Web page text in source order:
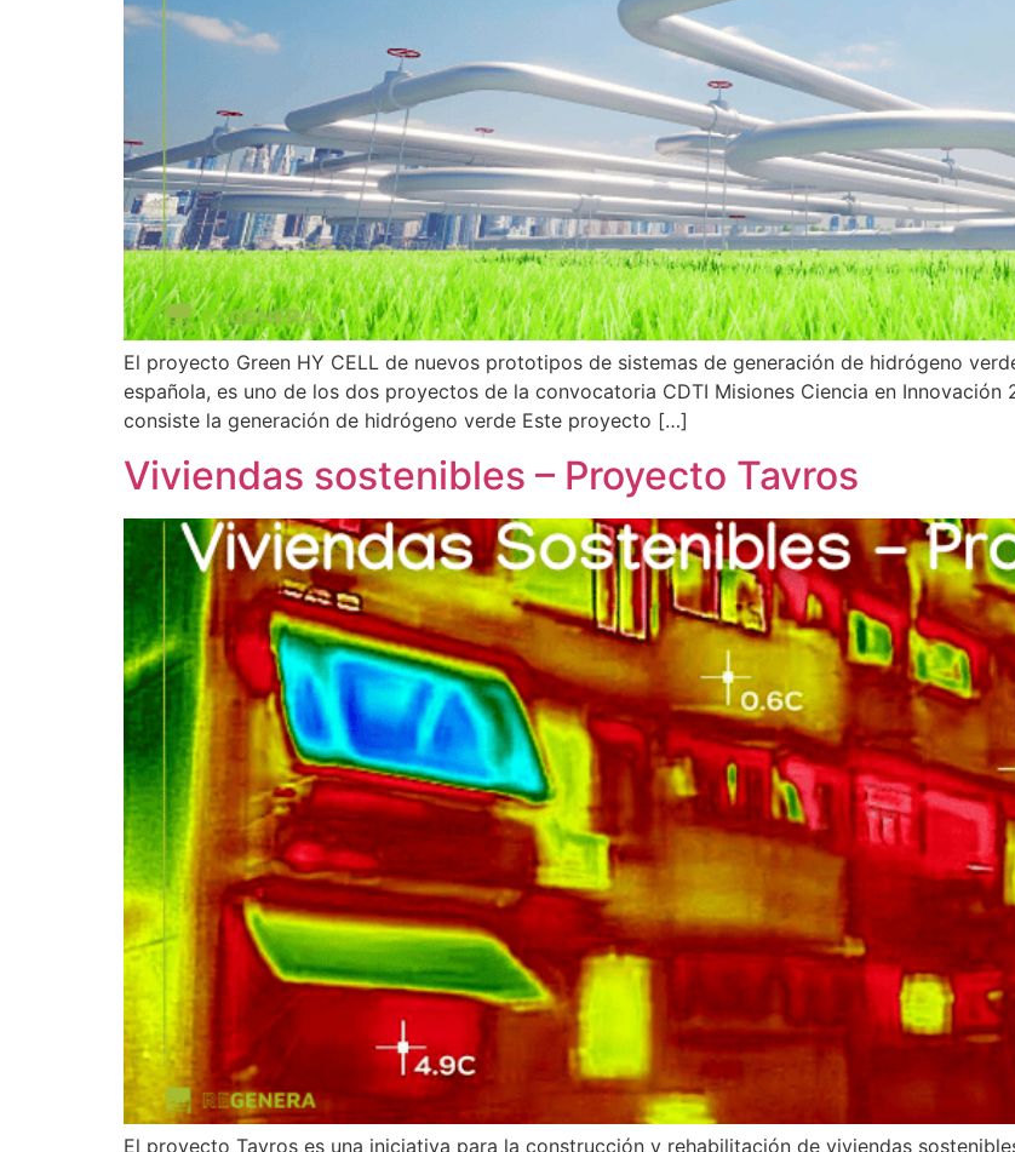
El proyecto Green HY CELL de nuevos prototipos de sistemas de generación de hidrógeno
española, es uno de los dos proyectos de la convocatoria CDTI Misiones Ciencia en
consiste la generación de hidrógeno verde Este proyecto […]
Viviendas sostenibles – Proyecto Tavros
El proyecto Tavros es una iniciativa para la construcción y rehabilitación de viviendas